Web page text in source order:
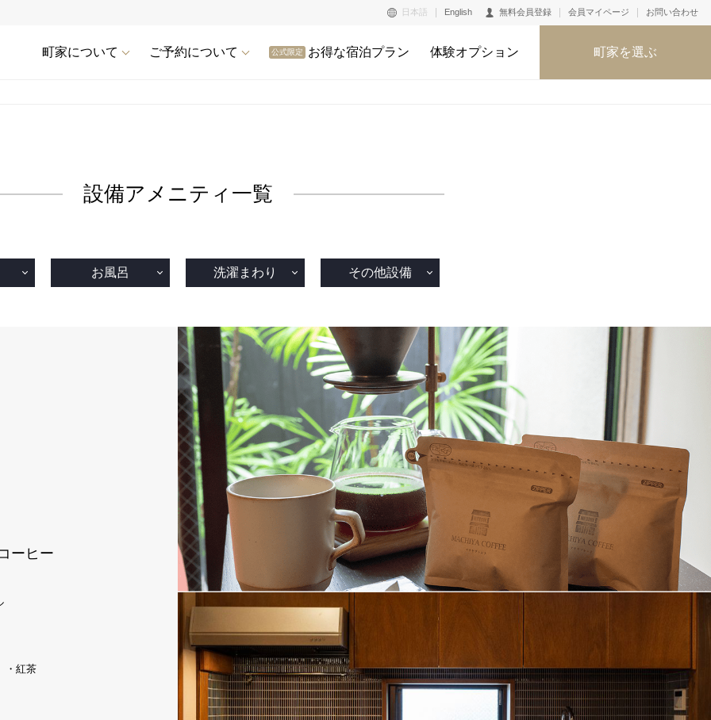
日本語 English 無料会員登録 会員マイページ お問い合わせ
町家について ご予約について 公式限定 お得な宿泊プラン 体験オプション 町家を選ぶ
設備アメニティ一覧
お風呂 洗濯まわり その他設備
ーヒー
紅茶